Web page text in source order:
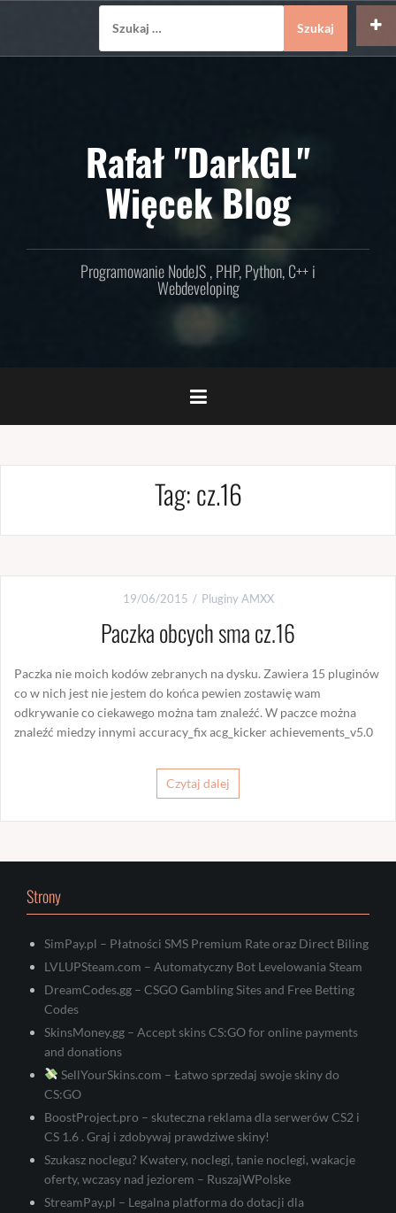
Rafał "DarkGL"
Więcek Blog
Programowanie NodeJS , PHP, Python, C++ i
Webdeveloping
Tag:cz.16
19/06/2015 Pluginy AMXX
Paczka obcych sma cz.16
Paczka nie moich kodów zebranych na dysku. Zawiera 15 pluginów
co w nich jest nie jestem do końca pewien zostawię wam
odkrywanie co ciekawego można tam znaleźć. W paczce można
znaleźć miedzy innymi accuracy_fix acg_kicker achievements_v5.0
Czytaj dalej
Strony
SimPay.pl – Płatności SMS Premium Rate oraz Direct Biling
LVLUPSteam.com – Automatyczny Bot Levelowania Steam
DreamCodes.gg – CSGO Gambling Sites and Free Betting
Codes
SkinsMoney.gg – Accept skins CS:GO for online payments
and donations
SellYourSkins.com – Łatwo sprzedaj swoje skiny do
CS:GO
BoostProject.pro – skuteczna reklama dla serwerów CS2 i
CS 1.6 . Graj i zdobywaj prawdziwe skiny!
Szukasz noclegu? Kwatery, noclegi, tanie noclegi, wakacje
oferty, wczasy nad jeziorem – RuszajWPolske
StreamPay.pl – Legalna platforma do dotacji dla